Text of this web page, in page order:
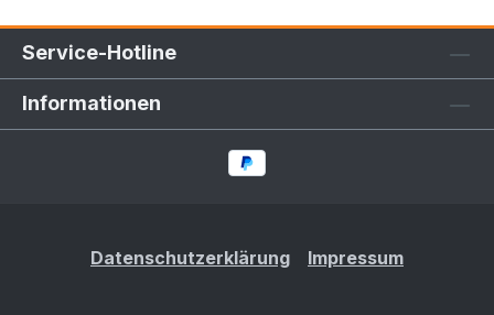
Service-Hotline
Informationen
Datenschutzerklärung Impressum